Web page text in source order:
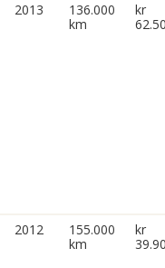
2013
136.000
km
kr
2012
155.000
km
kr